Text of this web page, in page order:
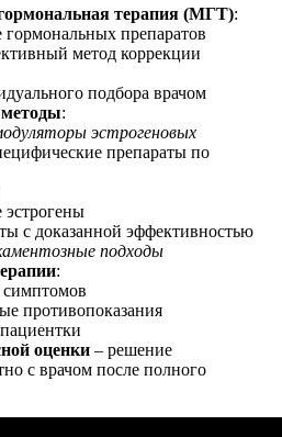
терапия (МГТ):
гормональных препаратов
метод коррекции
подбора врачом
:
эстрогеновых
препараты по
эстрогены
с доказанной эффективностью
подходы
:
противопоказания
оценки – решение
с врачом после полного